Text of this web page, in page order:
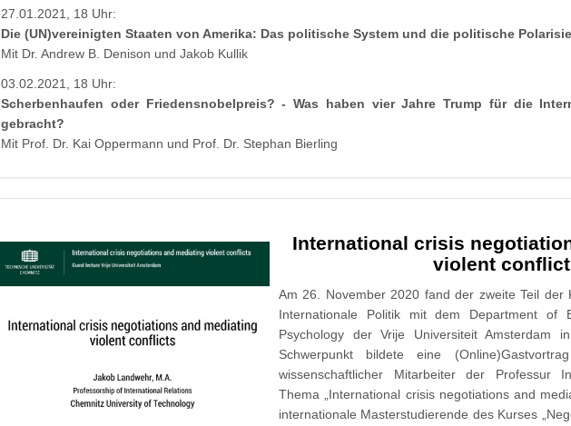
27.01.2021, 18 Uhr:
Die (UN)vereinigten Staaten von Amerika: Das politische System und die politische
Mit Dr. Andrew B. Denison und Jakob Kullik
03.02.2021, 18 Uhr:
Scherbenhaufen oder Friedensnobelpreis? - Was haben vier Jahre Trump für die
gebracht?
Mit Prof. Dr. Kai Oppermann und Prof. Dr. Stephan Bierling
International crisis
violent
Am 26. November 2020 fand der zweite Teil der
Internationale Politik mit dem Department of
Psychology der Vrije Universiteit Amsterdam
Schwerpunkt bildete eine
wissenschaftlicher Mitarbeiter der Professur
Thema „International crisis negotiations and
internationale Masterstudierende des Kurses